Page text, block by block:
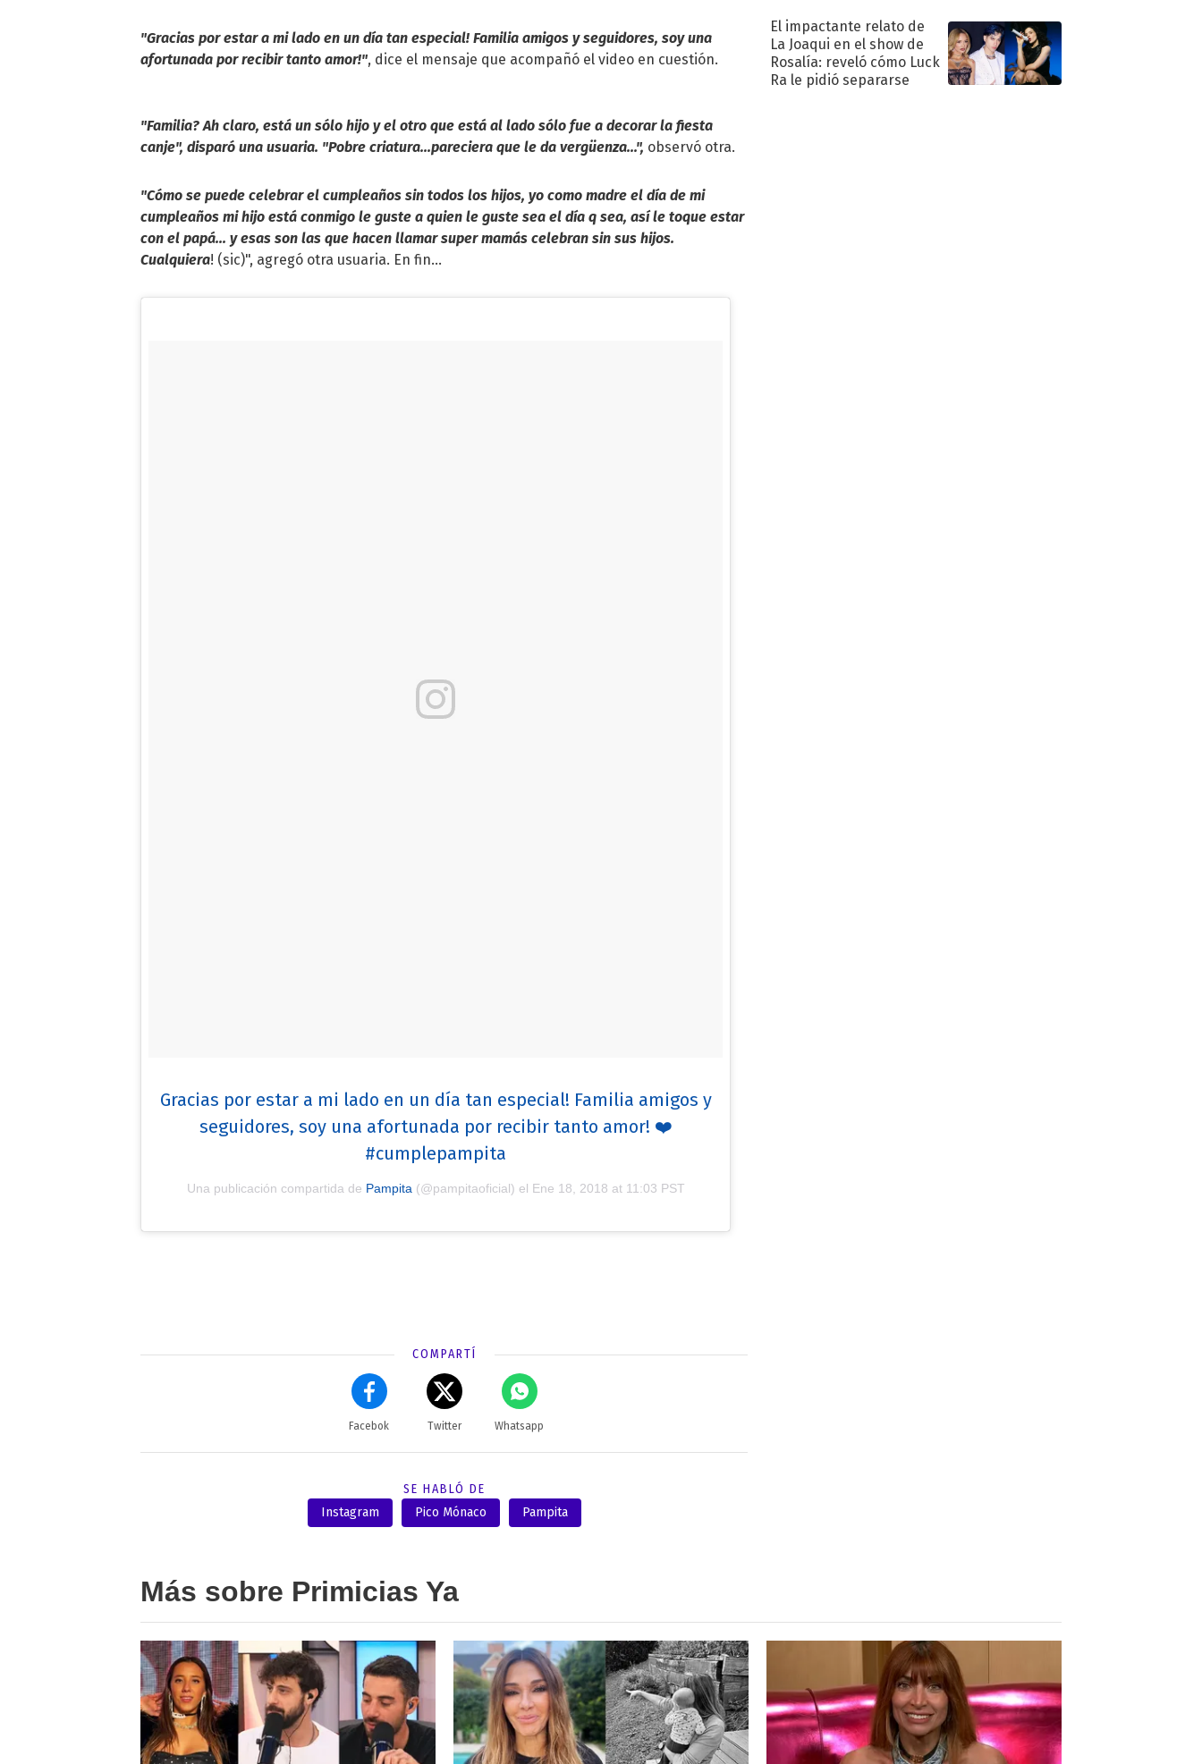
"Gracias por estar a mi lado en un día tan especial! Familia amigos y seguidores, soy una
afortunada por recibir tanto amor!", dice el mensaje que acompañó el video en cuestión.
"Familia? Ah claro, está un sólo hijo y el otro que está al lado sólo fue a decorar la fiesta
canje", disparó una usuaria. "Pobre criatura...pareciera que le da vergüenza...", observó otra.
"Cómo se puede celebrar el cumpleaños sin todos los hijos, yo como madre el día de mi
cumpleaños mi hijo está conmigo le guste a quien le guste sea el día q sea, así le toque estar
con el papá... y esas son las que hacen llamar super mamás celebran sin sus hijos.
Cualquiera! (sic)", agregó otra usuaria. En fin...
Gracias por estar a mi lado en un día tan especial! Familia amigos y
seguidores, soy una afortunada por recibir tanto amor! ❤️
#cumplepampita
Una publicación compartida de Pampita (@pampitaoficial) el Ene 18, 2018 at 11:03 PST
COMPARTÍ
Facebok Twitter Whatsapp
SE HABLÓ DE
Instagram
Pico Mónaco Pampita
El impactante relato de
La Joaqui en el show de
Rosalía: reveló cómo Luck
Ra le pidió separarse
Más sobre Primicias Ya